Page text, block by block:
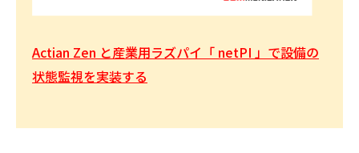
Actian Zen と産業用ラズパイ「 netPI 」で設備の
状態監視を実装する